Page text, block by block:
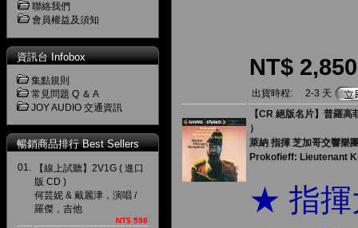
聯絡我們
會員權益及須知
資訊台 Infobox
集點規則
常見問題 Q ＆ A
JOY AUDIO 交通資訊
暢銷商品排行 Best Sellers
01.
【線上試聽】2V1G ( 進口
版 CD )
何芸妮 & 戴麗津，演唱 /
羅傑，吉他
NT$ 598
NT$ 2,850
出貨時程:
2-3 天
【CR 絕版名片】普羅
）
萊納 指揮 芝加哥交響樂
Prokofieff: Lieutenant
★ 指揮